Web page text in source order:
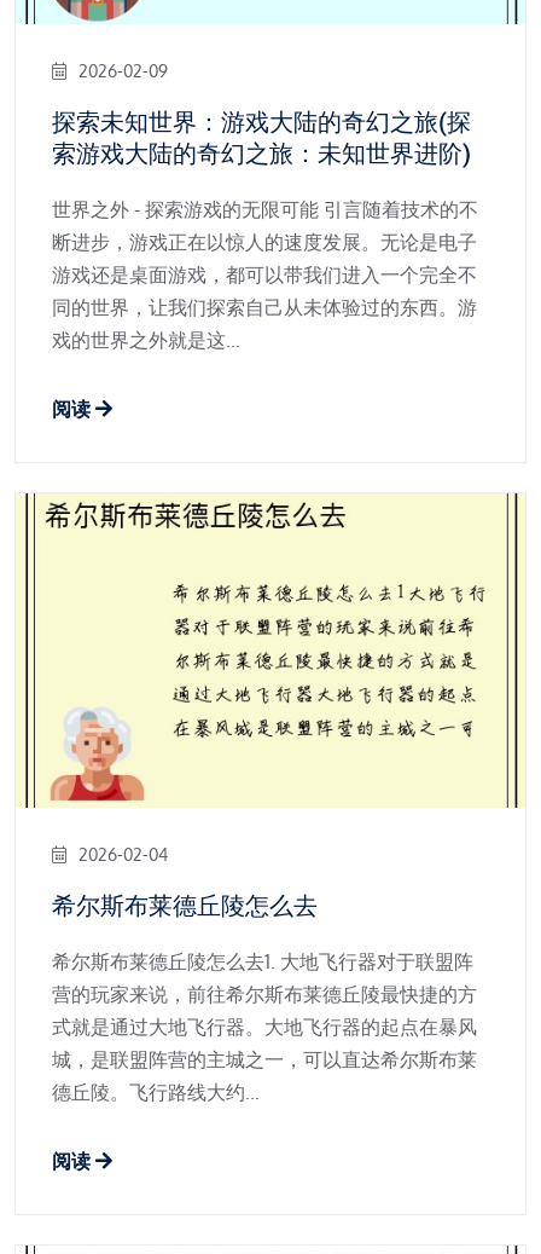
2026-02-09
探索未知世界：游戏大陆的奇幻之旅(探
索游戏大陆的奇幻之旅：未知世界进阶)
世界之外 - 探索游戏的无限可能 引言随着技术的不
断进步，游戏正在以惊人的速度发展。无论是电子
游戏还是桌面游戏，都可以带我们进入一个完全不
同的世界，让我们探索自己从未体验过的东西。游
戏的世界之外就是这...
阅读
2026-02-04
希尔斯布莱德丘陵怎么去
希尔斯布莱德丘陵怎么去1. 大地飞行器对于联盟阵
营的玩家来说，前往希尔斯布莱德丘陵最快捷的方
式就是通过大地飞行器。大地飞行器的起点在暴风
城，是联盟阵营的主城之一，可以直达希尔斯布莱
德丘陵。飞行路线大约...
阅读